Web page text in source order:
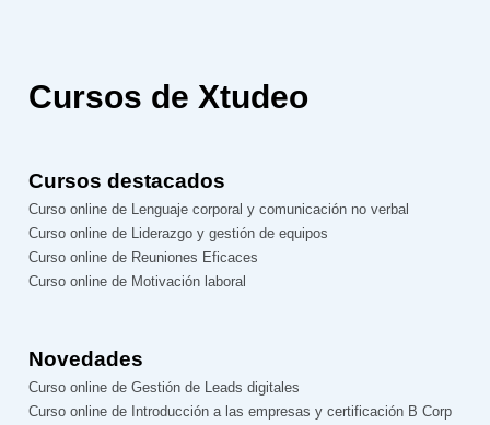
Cursos de Xtudeo
Cursos destacados
Curso online de Lenguaje corporal y comunicación no verbal
Curso online de Liderazgo y gestión de equipos
Curso online de Reuniones Eficaces
Curso online de Motivación laboral
Novedades
Curso online de Gestión de Leads digitales
Curso online de Introducción a las empresas y certificación B Corp